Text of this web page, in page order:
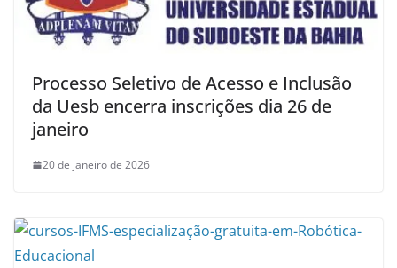
Processo Seletivo de Acesso e Inclusão
da Uesb encerra inscrições dia 26 de
janeiro
20 de janeiro de 2026